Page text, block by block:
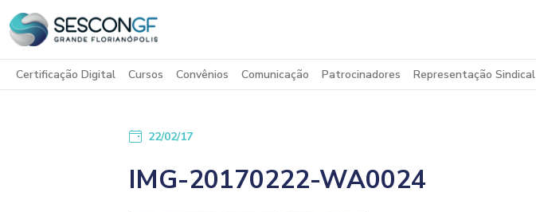
Certificação Digital Cursos Convênios Comunicação Patrocinadores Representação Sindical
22/02/17
IMG-20170222-WA0024